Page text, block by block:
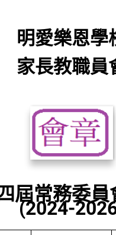
明愛樂恩學
家長教職員
屆常務委員
(2024-